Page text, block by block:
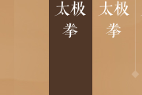
要包括太极剑、太极刀
永年杨氏太极拳展示
太极
拳
太极
拳